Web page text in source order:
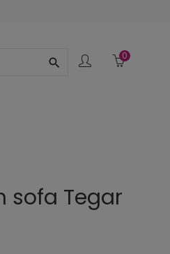
search
0
sofa Tegar